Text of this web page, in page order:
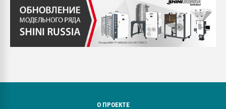
О ПРОЕКТЕ